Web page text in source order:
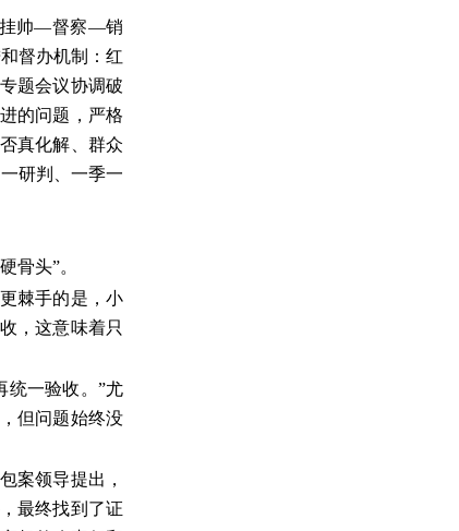
挂帅—督察—销
督办机制：红
题会议协调破
的问题，严格
真化解、群众
研判、一季一
骨头”。
棘手的是，小
，这意味着只
统一验收。”尤
但问题始终没
案领导提出，
最终找到了证